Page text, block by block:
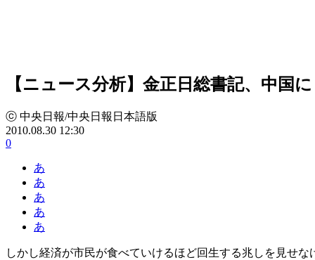
【ニュース分析】金正日総書記、中国
ⓒ 中央日報/中央日報日本語版
2010.08.30 12:30
0
あ
あ
あ
あ
あ
しかし経済が市民が食べていけるほど回生する兆しを見せ